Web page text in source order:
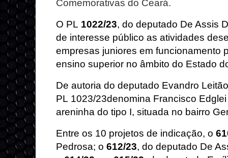
Comemorativas do Ceará.
O PL 1022/23, do deputado De Assis
de interesse público as atividades
empresas juniores em funcionamento
ensino superior no âmbito do Estado
De autoria do deputado Evandro
PL 1023/23denomina Francisco
areninha do tipo I, situada no bairro
Entre os 10 projetos de indicação, o
Pedrosa; o 612/23, do deputado De